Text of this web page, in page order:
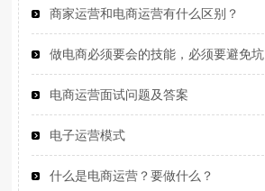
商家运营和电商运营有什么区别？
做电商必须要会的技能，必须要避免坑
电商运营面试问题及答案
电子运营模式
什么是电商运营？要做什么？